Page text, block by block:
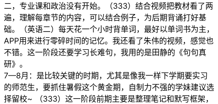
二，专业课和政治没有开始。（333）结合视频把教材看了两
遍，理解每章节的内容，可以结合例子，为后期背诵打好基
础。（英语二）每天花一个小时背单词，最好以单词书为主，
APP用来进行零碎时间的记忆。我还看了朱伟的视频，感觉也
不错。这一阶段还要学习长难句，我用的是田静的《句句真
研》。
7—8月：是比较关键的时期，尤其是像我一样下学期要实习
的师范生，要抓住暑假这个黄金期，自制力不强的学妹建议选
择留校~ （333）这一阶段前期主要是整理笔记和默写框架，